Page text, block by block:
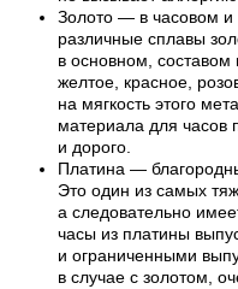
Золото — в часовом и
различные сплавы
в основном,
желтое, красное,
на мягкость этого
материала для часов
и дорого.
Платина —
Это один из самых
а следовательно
часы из платины
и ограниченными
в случае с золотом,